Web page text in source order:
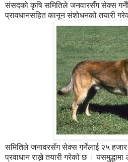
संसदको कृषि समितिले जनवारसँग सेक्स
प्रावधानसहित कानून संशोधनको तयारी
समितिले जनावरसँग सेक्स गर्नेलाई २५ हजार
प्रवाधान राख्ने तयारी गरेको छ ।